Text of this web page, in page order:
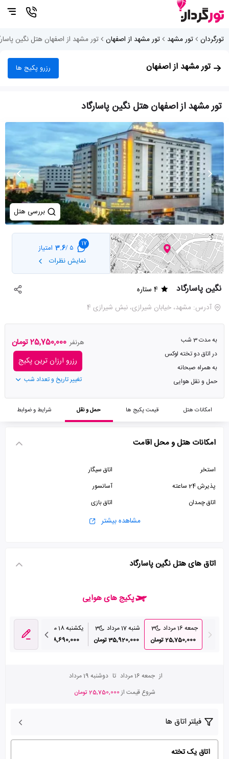
تورگردان تور مشهد تور مشهد از اصفهان تور مشهد از اصفهان هتل نگین
تور مشهد از اصفهان رزرو پکیج ها
تور مشهد از اصفهان هتل نگین پاسارگاد
بررسی هتل
17
5 /
3.6 امتیاز
نمایش نظرات
نگین پاسارگاد
4 ستاره
آدرس: مشهد، خیابان شیرازی، نبش شیرازی 4
به مدت 3 شب
در اتاق دو تخته لوکس
به همراه صبحانه
حمل و نقل هوایی
هرنفر 25,750,000 تومان
رزرو ارزان ترین پکیج
تغییر تاریخ و تعداد شب
امکانات هتل قیمت پکیج ها حمل و نقل شرایط و ضوابط
امکانات هتل و محل اقامت
استخر
اتاق سیگار
پذیرش 24 ساعته
آسانسور
اتاق چمدان
اتاق بازی
مشاهده بیشتر
اتاق های هتل نگین پاسارگاد
پکیج های هوایی
جمعه 16 مرداد
3
25,750,000 تومان
شنبه 17 مرداد
3
35,920,000 تومان
یکشنبه 18 مرداد
38,690,000 تومان
از جمعه 16 مرداد تا دوشنبه 19 مرداد
شروع قیمت از25,750,000 تومان
فیلتر اتاق ها
اتاق یک تخته